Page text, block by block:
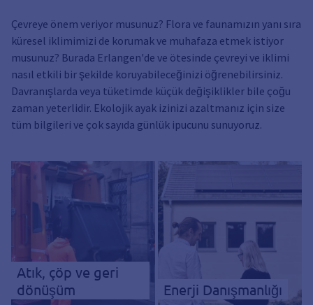
Çevreye önem veriyor musunuz? Flora ve faunamızın yanı sıra
küresel iklimimizi de korumak ve muhafaza etmek istiyor
musunuz? Burada Erlangen'de ve ötesinde çevreyi ve iklimi
nasıl etkili bir şekilde koruyabileceğinizi öğrenebilirsiniz.
Davranışlarda veya tüketimde küçük değişiklikler bile çoğu
zaman yeterlidir. Ekolojik ayak izinizi azaltmanız için size
tüm bilgileri ve çok sayıda günlük ipucunu sunuyoruz.
Atık, çöp ve geri
dönüşüm
Enerji Danışmanlığı